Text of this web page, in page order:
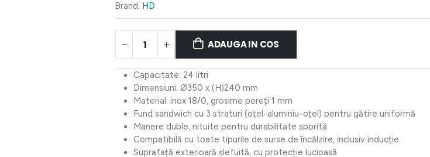
Brand: HD
ADAUGA IN COS
Capacitate: 24 litri
Dimensiuni: Ø350 x (H)240 mm
Material: inox 18/0, grosime pereți 1 mm
Fund sandwich cu 3 straturi (oțel-aluminiu-oțel) pentru gătire uniformă
Manere duble, nituite pentru durabilitate sporită
Compatibilă cu toate tipurile de surse de încălzire, inclusiv inducție
Suprafață exterioară șlefuită, cu protecție lucioasă